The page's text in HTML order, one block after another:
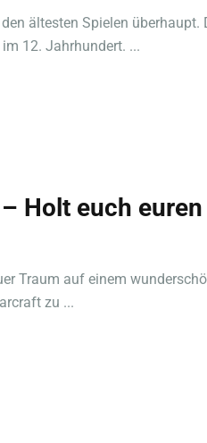
ältesten Spielen überhaupt.
12. Jahrhundert. ...
Holt euch euren
Traum auf einem
zu ...